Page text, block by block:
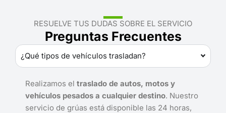
RESUELVE TUS DUDAS SOBRE EL SERVICIO
Preguntas Frecuentes
¿Qué tipos de vehículos trasladan?
Realizamos el traslado de autos, motos y
vehículos pesados a cualquier destino. Nuestro
servicio de grúas está disponible las 24 horas,